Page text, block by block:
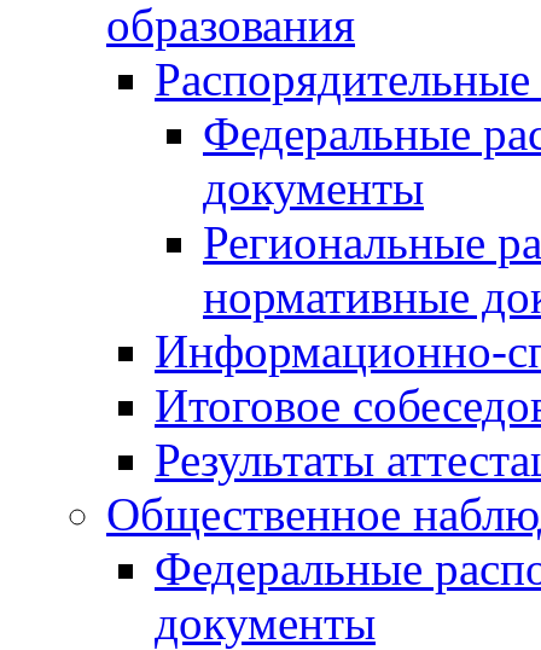
образования
Федеральные
документы
Региональные
нормативные
Информационно-
Итоговое
Результаты
Общественное
Федеральные
документы